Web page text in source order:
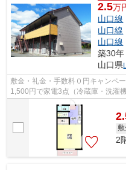
2.5万
山口線
山口線
山口線
築30年
山口県
敷金・礼金・手数料０円キャンペ
1,500円で家電3点（冷蔵庫・洗濯
2